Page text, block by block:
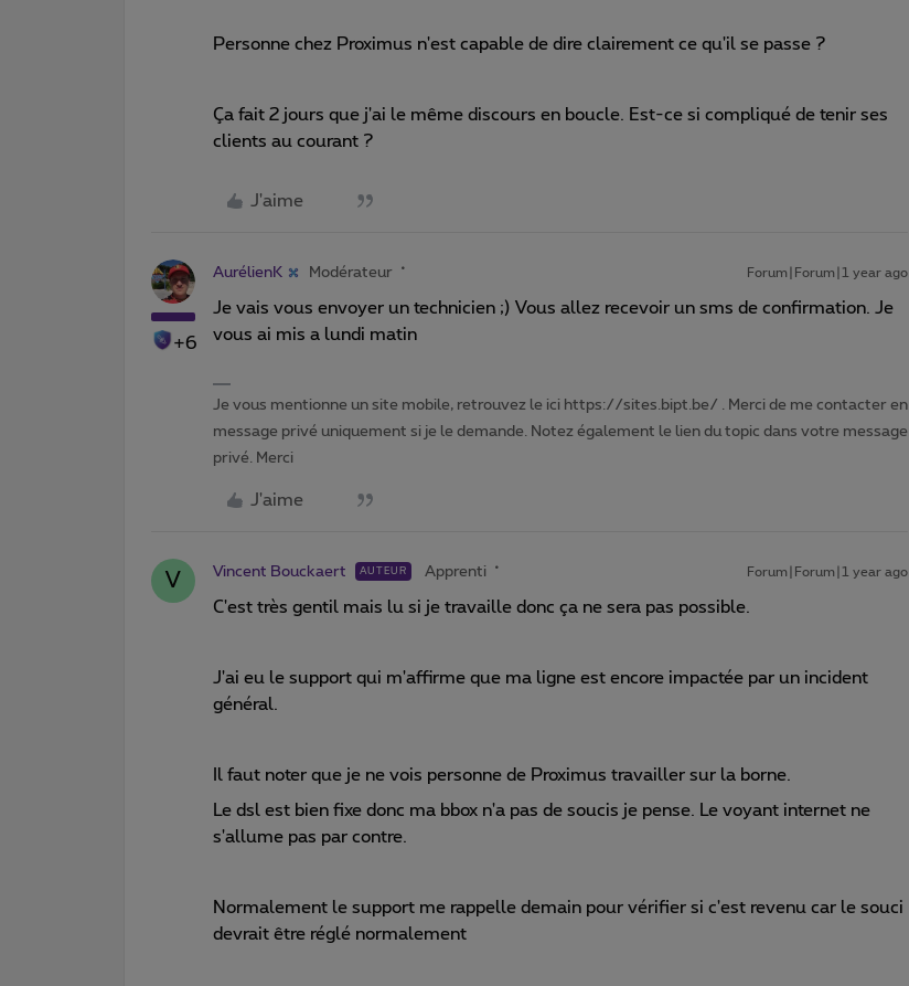
Personne chez Proximus n'est capable de dire clairement ce qu'il se passe ?
Ça fait 2 jours que j'ai le même discours en boucle. Est-ce si compliqué de tenir ses
clients au courant ?
J'aime
+6
AurélienK Modérateur Forum|Forum|1 year ago
Je vais vous envoyer un technicien ;) Vous allez recevoir un sms de confirmation. Je
vous ai mis a lundi matin
Je vous mentionne un site mobile, retrouvez le ici https://sites.bipt.be/ . Merci de me contacter en
message privé uniquement si je le demande. Notez également le lien du topic dans votre message
privé. Merci
J'aime
V Vincent Bouckaert AUTEUR Apprenti Forum|Forum|1 year ago
C'est très gentil mais lu si je travaille donc ça ne sera pas possible.
J'ai eu le support qui m'affirme que ma ligne est encore impactée par un incident
général.
Il faut noter que je ne vois personne de Proximus travailler sur la borne.
Le dsl est bien fixe donc ma bbox n'a pas de soucis je pense. Le voyant internet ne
s'allume pas par contre.
Normalement le support me rappelle demain pour vérifier si c'est revenu car le souci
devrait être réglé normalement